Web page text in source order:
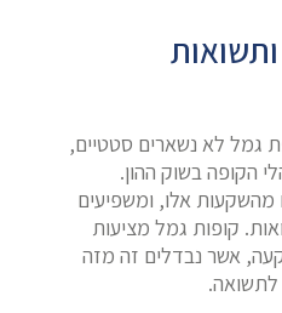
גמל לא נשארים סטטיים,
הקופה בשוק ההון.
מהשקעות אלו, ומשפיעים
קופות גמל מציעות
אשר נבדלים זה מזה
לתשואה.